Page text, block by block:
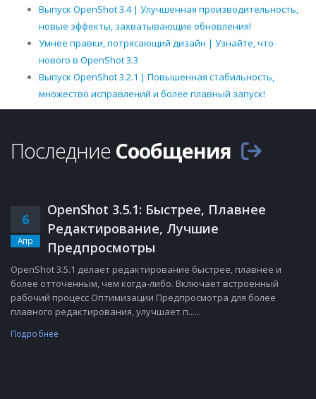
Выпуск OpenShot 3.4 | Улучшенная производительность,
новые эффекты, захватывающие обновления!
Умнее правки, потрясающий дизайн | Узнайте, что
нового в OpenShot 3.3
Выпуск OpenShot 3.2.1 | Повышенная стабильность,
множество исправлений и более плавный запуск!
Последние Сообщения
6
Апр
OpenShot 3.5.1: Быстрее, Плавнее
Редактирование, Лучшие
Предпросмотры
OpenShot 3.5.1 делает редактирование быстрее, плавнее и
более отточенным, чем когда-либо. Включает встроенный
рабочий процесс Оптимизации Предпросмотра для более
плавного редактирования, улучшает п......
Подробнее